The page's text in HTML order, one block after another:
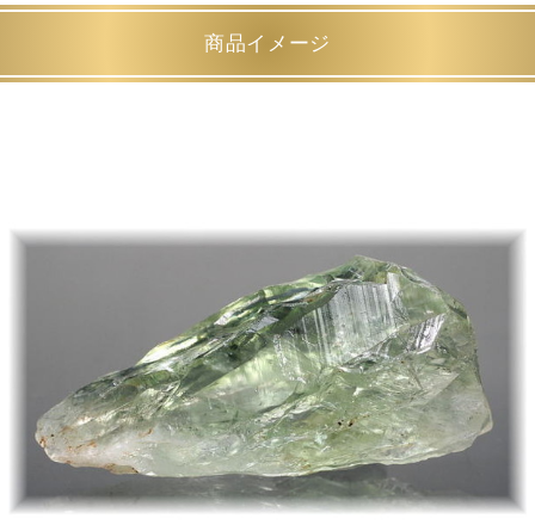
商品イメージ